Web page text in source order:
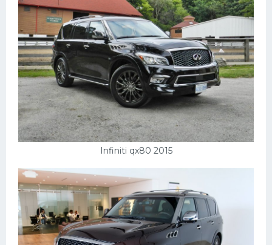
Infiniti qx80 2015
Мерседес
Фольксваген
Лексус
Дэу
Скания
Форд
Черри
Джили
Хавал
Кавасаки
Инфинити